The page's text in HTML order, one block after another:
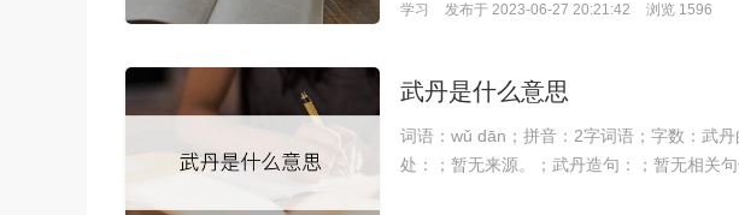
学习 发布于 2023-06-27 20:21:42 浏览 1596
武丹是什么意思
词语：wǔ dān；拼音：2字词语；字数：武
处：；暂无来源。；武丹造句：；暂无相关